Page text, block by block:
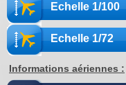
Echelle 1/100
Echelle 1/72
Informations aériennes :